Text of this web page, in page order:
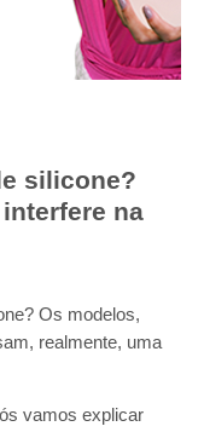
silicone?
na
Os modelos,
realmente, uma
vamos explicar